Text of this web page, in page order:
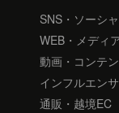
SNS・ソーシ
WEB・メディ
動画・コンテ
インフルエン
通販・越境EC